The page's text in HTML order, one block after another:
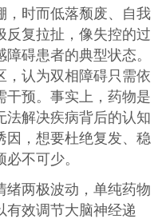
，时而低落颓废、自我
反复拉扯，像失控的过
碍患者的典型状态。
，认为双相障碍只需依
干预。事实上，药物是
法解决疾病背后的认知
因，想要杜绝复发、稳
不可少。
绪两极波动，单纯药物
有效调节大脑神经递